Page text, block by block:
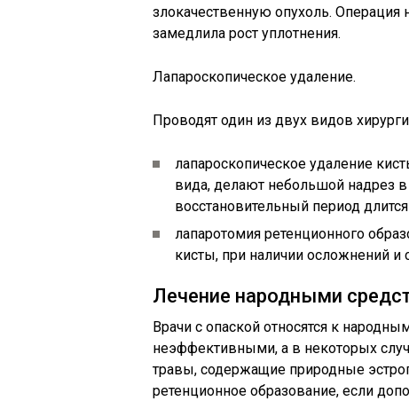
злокачественную опухоль. Операция
замедлила рост уплотнения.
Лапароскопическое удаление.
Проводят один из двух видов
лапароскопическое удаление
вида, делают небольшой надрез
восстановительный период
лапаротомия ретенционного
кисты, при наличии осложнений и
Лечение народными
Врачи с опаской относятся к
неэффективными, а в некоторых
травы, содержащие природные
ретенционное образование, если